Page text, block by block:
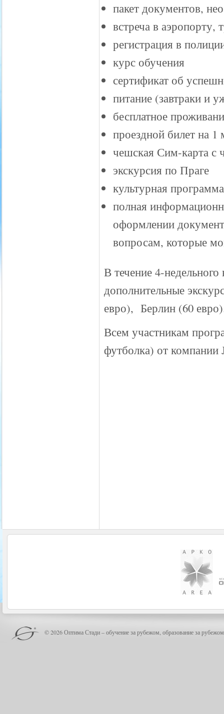
пакет документов,
встреча в аэропорту,
регистрация в
курс обучения
сертификат об
питание (завтраки и
бесплатное
проездной билет на 1
чешская Сим-карта с
экскурсия по Праге
культурная
полная
оформлении
вопросам, которые
В течение 4-
дополнительные
евро), Берлин (60
Всем участникам
футболка) от компании
© 2026 Оптима Стади – обучение за рубежом, образование за